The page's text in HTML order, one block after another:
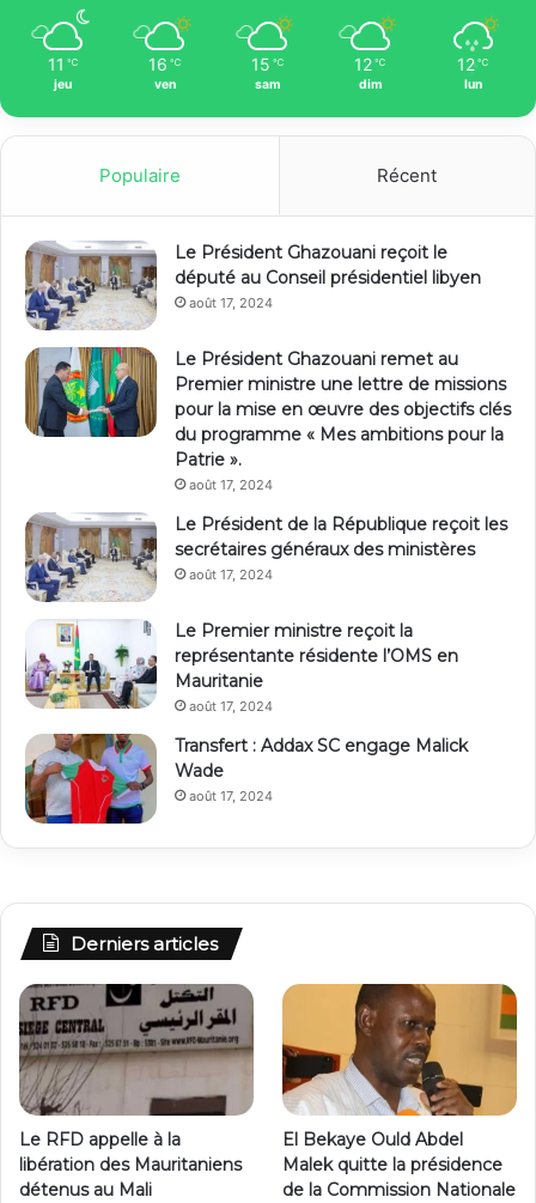
11 ℃
jeu
16 ℃
ven
15 ℃
sam
12 ℃
dim
12 ℃
lun
Populaire Récent
Le Président Ghazouani reçoit le
député au Conseil présidentiel libyen
août 17, 2024
Le Président Ghazouani remet au
Premier ministre une lettre de missions
pour la mise en œuvre des objectifs clés
du programme « Mes ambitions pour la
Patrie ».
août 17, 2024
Le Président de la République reçoit les
secrétaires généraux des ministères
août 17, 2024
Le Premier ministre reçoit la
représentante résidente l’OMS en
Mauritanie
août 17, 2024
Transfert : Addax SC engage Malick
Wade
août 17, 2024
Derniers articles
Le RFD appelle à la
libération des Mauritaniens
détenus au Mali
El Bekaye Ould Abdel
Malek quitte la présidence
de la Commission Nationale